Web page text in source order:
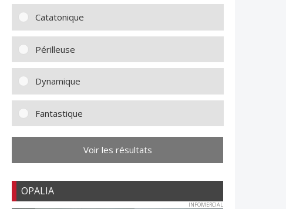
Catatonique
Périlleuse
Dynamique
Fantastique
Voir les résultats
OPALIA
INFOMERCIAL